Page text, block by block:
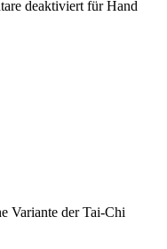
deaktiviert für Hand
Variante der Tai-Chi